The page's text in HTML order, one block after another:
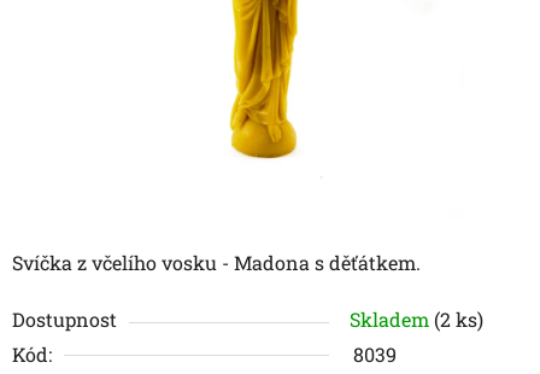
Svíčka z včelího vosku - Madona s děťátkem.
Dostupnost Skladem (2 ks)
Kód:
8039